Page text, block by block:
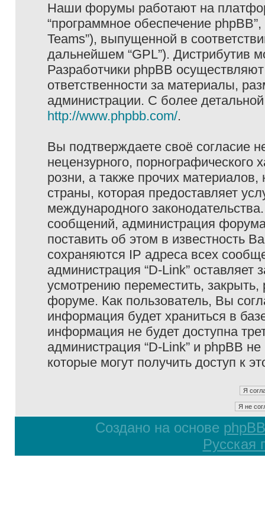
Наши форумы работают на
“программное обеспечение
Teams”), выпущенной в
дальнейшем “GPL”). Дистрибутив
Разработчики phpBB
ответственности за материалы,
администрации. С более
http://www.phpbb.com/.
Вы подтверждаете своё согласие
нецензурного, порнографического
розни, а также прочих
страны, которая предоставляет
международного
сообщений, администрация
поставить об этом в известность
сохраняются IP адреса всех
администрация “D-Link”
усмотрению переместить,
форуме. Как пользователь, Вы
информация будет храниться в
информация не будет доступна
администрация “D-Link” и phpBB
которые могут получить доступ к
Создано на основе phpBB
Русская